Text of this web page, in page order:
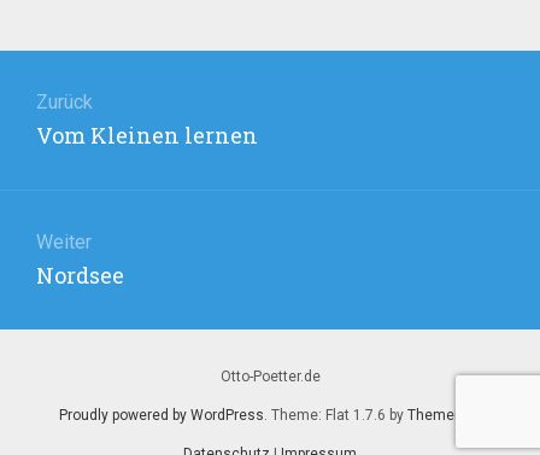
Zurück
Vorheriger
Vom Kleinen lernen
Weiter
Nächster
Nordsee
Otto-Poetter.de
Proudly powered by WordPress. Theme: Flat 1.7.6 by Themeisle